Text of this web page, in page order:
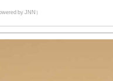
by JNN）